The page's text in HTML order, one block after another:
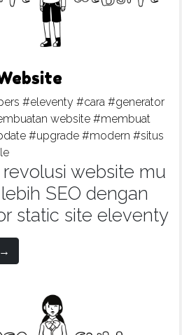
#eleventy #cara #generator
website #membuat
#upgrade #modern #situs
website mu
SEO dengan
static site eleventy